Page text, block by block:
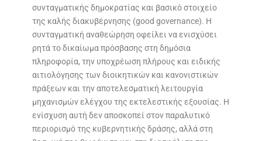
συνταγματικής δημοκρατίας και βασικό στοιχείο
της καλής διακυβέρνησης (good governance). Η
συνταγματική αναθεώρηση οφείλει να ενισχύσει
ρητά το δικαίωμα πρόσβασης στη δημόσια
πληροφορία, την υποχρέωση πλήρους και ειδικής
αιτιολόγησης των διοικητικών και κανονιστικών
πράξεων και την αποτελεσματική λειτουργία
μηχανισμών ελέγχου της εκτελεστικής εξουσίας. Η
ενίσχυση αυτή δεν αποσκοπεί στον παραλυτικό
περιορισμό της κυβερνητικής δράσης, αλλά στη